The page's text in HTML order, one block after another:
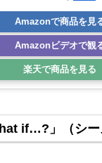
Amazonで商品を見
Amazonビデオで観
楽天で商品を見る
if…?」（シー